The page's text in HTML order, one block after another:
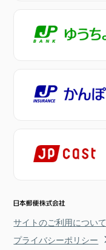
サイトのご利用について
プライバシーポリシー